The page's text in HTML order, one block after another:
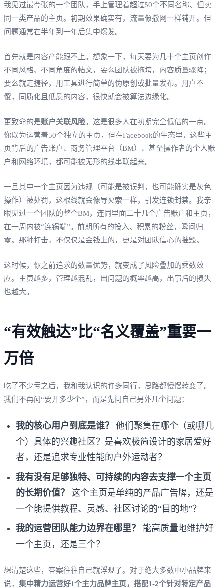
我见过最夸张的一个团队，手上管理着超过50个不同名称、但卖
同一类产品的主页。初期效果确实有，流量像撒网一样铺开。但
问题通常在半年到一年后集中爆发。
首先就是内容产能跟不上。想象一下，每天要为几十个主页创作
不同风格、不同角度的帖文，要么团队被拖垮，内容质量骤降；
要么就走捷径，用工具进行简单的伪原创或批量发布。用户不
傻，同质化且低质的内容，很快就会被算法边缘化。
更致命的是账户关联风险。这是很多人在初期完全低估的一点。
你以为运营着50个独立的主页，但在Facebook的生态里，这些主
页背后的广告账户、商务管理平台（BM）、甚至操作者的个人账
户和网络环境，都可能被无形的线串联起来。
一旦其中一个主页因为违规（可能是被误判，也可能确实是灰色
操作）被处罚，这根线就会像导火索一样，引发连锁封禁。我亲
眼见过一个团队的整个BM，连同里面二十几个广告账户和主页，
在一周内被“连锅端”。前期所有的投入、积累的粉丝，瞬间归
零。那种打击，不仅仅是金钱上的，更是对团队信心的摧毁。
这时候，你之前追求的数量优势，就变成了风险叠加的乘数效
应。主页越多，管理越混乱，出问题的概率越高，出事后的损失
也越大。
“有效触达”比“名义覆盖”重要一
万倍
吃了不少亏之后，我和我认识的许多同行，思路都慢慢转变了。
我们不再问“要开多少个”，而是先问自己另外几个问题：
我的核心用户到底是谁？
他们聚集在哪个（或哪几
个）具体的兴趣社区？是喜欢极简设计的家居爱好
者，还是追求专业性能的户外运动者？
我有没有足够独特、可持续的内容去支撑一个主页
的长期价值？
这个主页是单纯的产品广告牌，还是
一个能提供教程、灵感、社区讨论的“目的地”？
我的运营团队能力边界在哪里？
能高质量地维护好
一个主页，还是三个？
想清楚这些，答案往往自己就浮现了。对于绝大多数中小品牌来
说， 集中精力运营好1个主力品牌主页，搭配1-2个针对特定产品